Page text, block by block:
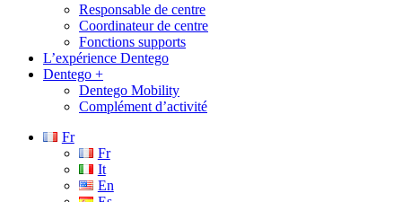
Responsable de centre
Coordinateur de centre
Fonctions supports
L’expérience Dentego
Dentego +
Dentego Mobility
Complément d’activité
Fr
Fr
It
En